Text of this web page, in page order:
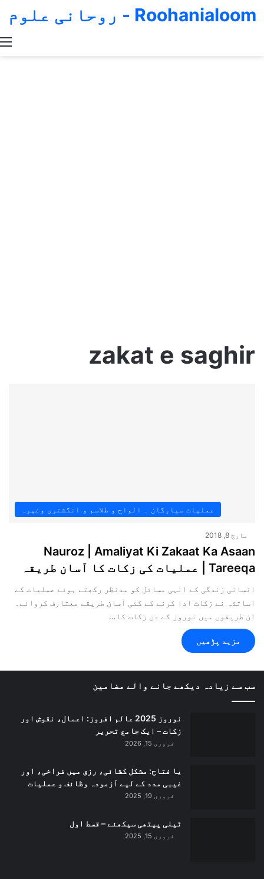
Roohanialoom - روحانی علوم
zakat e saghir
عملیات سیارگان ۔ الواح و طلاسم و انگشتری وغیرہ
مارچ 8, 2018
Nauroz | Amaliyat Ki Zakaat Ka Asaan
Tareeqa | عملیات کی زکات کا آسان طریقہ
انسانی زندگی کے انہی مسائل کو مدنظر رکھتے ہوئے عملیات کے
اساتذہ نے زکات ادا کرنے کے کئی آسان طریقے معتارف کروائے۔
ان طریقوں میں نوروز کے دن زکات کا…
مزید پڑھیں
سب سے زیادہ دیکھے جانے والے مضامین
نوروز 2025 عالم افروز: اعمال، نقوش اور
زکات – ایک جامع تحریر
فروری 15, 2026
یا فتاح: مشکل کشائی، رزق میں فراخی، اور
غیبی مدد کے لیے آزمودہ وظائف و عملیات
فروری 19, 2025
ٹیلی پیتھی سیکھئے – قسط اول
فروری 15, 2025